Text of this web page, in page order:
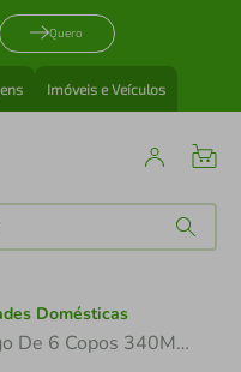
Quero
Imóveis e Veículos
Domésticas
Jogo De 6 Copos 340Ml - Karat - Pasabahçe